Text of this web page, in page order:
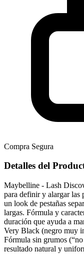
Compra Segura
Detalles del
Maybelline - Lash
para definir y alargar las
un look de pestañas
largas. Fórmula y
duración que ayuda a
Very Black (negro muy
Fórmula sin grumos
resultado natural y